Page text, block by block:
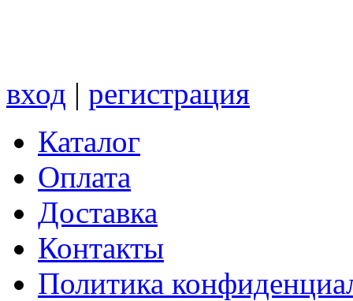
вход | регистрация
Каталог
Оплата
Доставка
Контакты
Политика